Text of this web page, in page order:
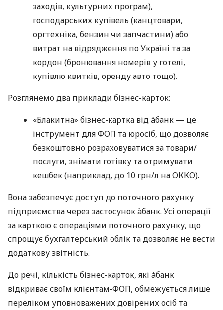
заходів, культурних програм),
господарських купівель (канцтовари,
оргтехніка, бензин чи запчастини) або
витрат на відрядження по Україні та за
кордон (бронювання номерів у готелі,
купівлю квитків, оренду авто тощо).
Розглянемо два приклади бізнес-карток:
«Блакитна» бізнес-картка від àбанк — це
інструмент для ФОП та юросіб, що дозволяє
безкоштовно розраховуватися за товари/
послуги, знімати готівку та отримувати
кешбек (наприклад, до 10 грн/л на ОККО).
Вона забезпечує доступ до поточного рахунку
підприємства через застосунок àбанк. Усі операції
за карткою є операціями поточного рахунку, що
спрощує бухгалтерський облік та дозволяє не вести
додаткову звітність.
До речі, кількість бізнес-карток, які àбанк
відкриває своїм клієнтам-ФОП, обмежується лише
переліком уповноважених довірених осіб та